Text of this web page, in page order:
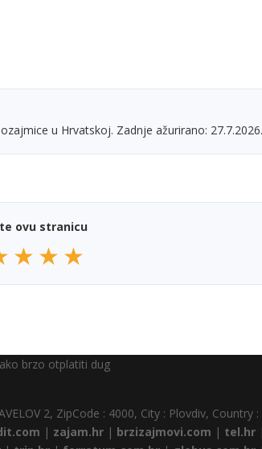
u Hrvatskoj. Zadnje ažurirano: 27.7.2026.
ovu stranicu
★★★
brzo otplatiti dug
2, ZipCode : 4000, City : Plovdiv, Country
| zajam.hr | brzizajmovi.com | tel.hr